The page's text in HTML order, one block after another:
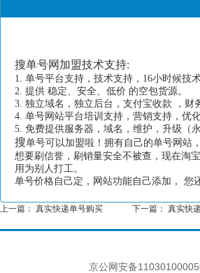
搜单号网加盟技术支持:
1. 单号平台支持，技术支持，16小时候技
2. 提供 稳定、安全、低价 的空包货源。
3. 独立域名，独立后台，支付宝收款 ，财
4. 单号网站平台培训支持，营销支持，优
5. 免费提供服务器，域名，维护，升级（永
搜单号可以加盟啦！拥有自己的单号网站
想要刷信誉，刷销量安全不被查，现在淘
用为别人打工。
单号价格自己定，网站功能自己添加，
上一篇： 真实快递单号购买 下一篇： 真实快
京公网安备